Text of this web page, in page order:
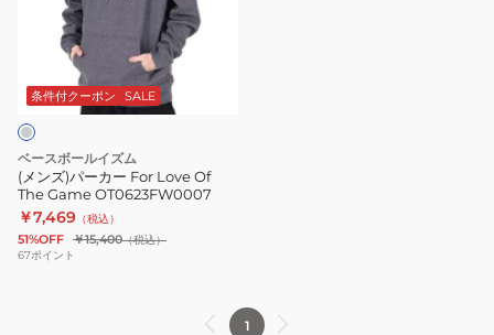
For
Love
Of
The
Game
OT0623FW0007
条件付クーポン SALE
ベースボールイズム
(メンズ)パーカー For Love Of
The Game OT0623FW0007
￥7,469 （税込）
51%OFF ￥15,400（税込）
67ポイント
1